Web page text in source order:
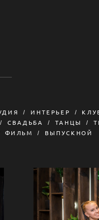
ИНТЕРЬЕР
СВАДЬБА ТАНЦЫ
ФИЛЬМ ВЫПУСКНОЙ